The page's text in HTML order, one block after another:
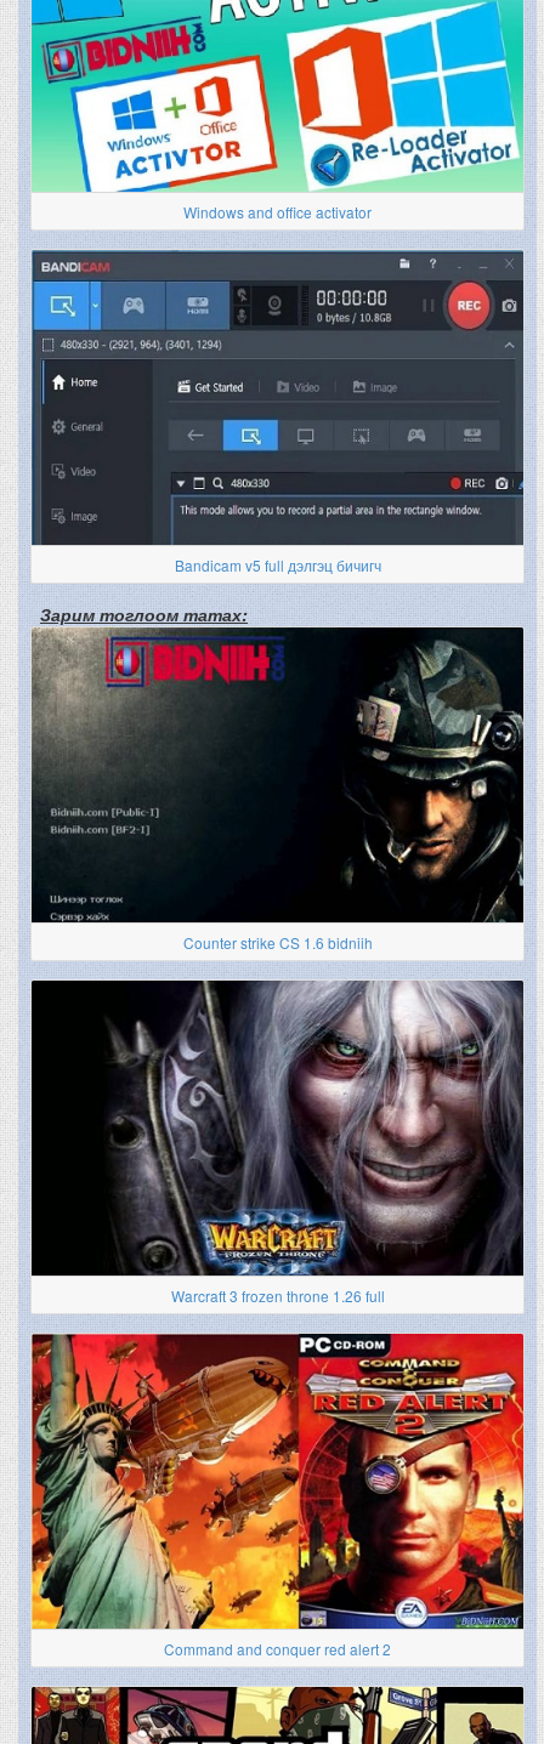
Windows and office activator
Bandicam v5 full дэлгэц бичигч
Зарим тоглоом татах:
Counter strike CS 1.6 bidniih
Warcraft 3 frozen throne 1.26 full
Command and conquer red alert 2